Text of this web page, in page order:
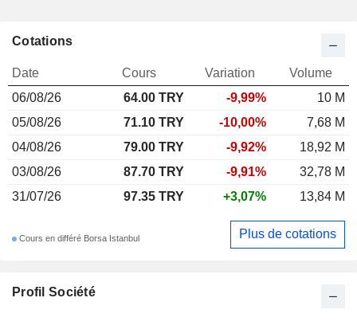
Profil Société
Cotations
Date Cours Variation
Volume
06/08/26
64.00 TRY -9,99%
10 M
05/08/26
71.10 TRY -10,00%
7,68 M
04/08/26
79.00 TRY -9,92%
18,92 M
03/08/26
87.70 TRY -9,91%
32,78 M
31/07/26
97.35 TRY +3,07% 13,84 M
Cours en différé Borsa Istanbul Plus de cotations